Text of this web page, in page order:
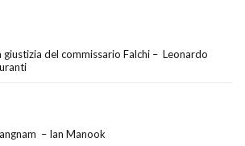
giustizia del commissario Falchi – Leonardo
– Ian Manook